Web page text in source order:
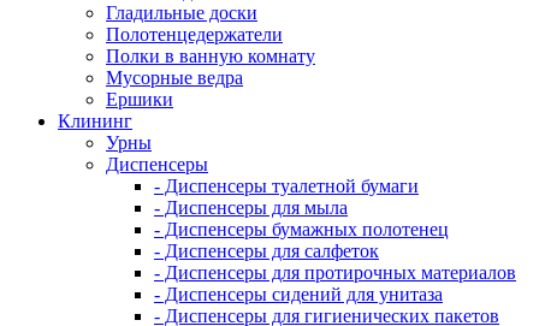
Гладильные доски
Полотенцедержатели
Полки в ванную комнату
Мусорные ведра
Ершики
Клининг
Урны
Диспенсеры
- Диспенсеры туалетной бумаги
- Диспенсеры для мыла
- Диспенсеры бумажных полотенец
- Диспенсеры для салфеток
- Диспенсеры для протирочных материалов
- Диспенсеры сидений для унитаза
- Диспенсеры для гигиенических пакетов